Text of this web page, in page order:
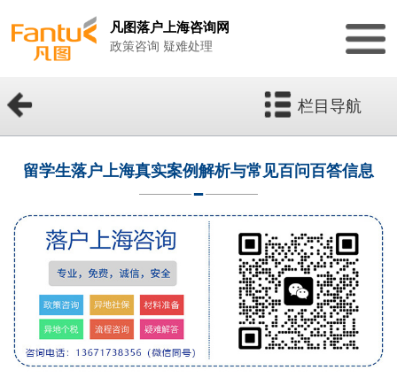
凡图落户上海咨询网
政策咨询 疑难处理
栏目导航
留学生落户上海真实案例解析与常见百问百答信息